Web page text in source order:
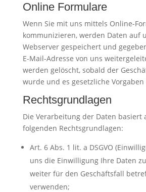
Online Formulare
Wenn Sie mit uns mittels Online-
kommunizieren, werden Daten auf
Webserver gespeichert und
E-Mail-Adresse von uns
werden gelöscht, sobald der
wurde und es gesetzliche
Rechtsgrundlagen
Die Verarbeitung der Daten basiert
folgenden Rechtsgrundlagen:
Art. 6 Abs. 1 lit. a DSGVO
uns die Einwilligung Ihre Daten
weiter für den Geschäftsfall
verwenden;